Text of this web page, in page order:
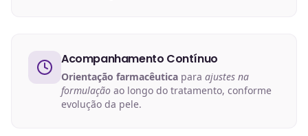
Acompanhamento Contínuo
Orientação farmacêutica para ajustes na
formulação ao longo do tratamento, conforme
evolução da pele.